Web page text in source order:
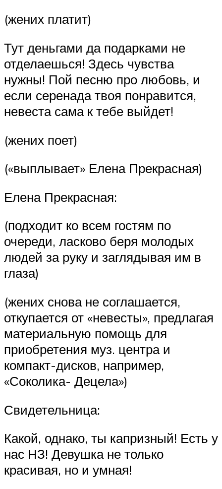
(жених платит)
Тут деньгами да подарками не
отделаешься! Здесь чувства
нужны! Пой песню про любовь, и
если серенада твоя понравится,
невеста сама к тебе выйдет!
(жених поет)
(«выплывает» Елена Прекрасная)
Елена Прекрасная:
(подходит ко всем гостям по
очереди, ласково беря молодых
людей за руку и заглядывая им в
глаза)
(жених снова не соглашается,
откупается от «невесты», предлагая
материальную помощь для
приобретения муз. центра и
компакт-дисков, например,
«Соколика- Децела»)
Свидетельница:
Какой, однако, ты капризный! Есть у
нас НЗ! Девушка не только
красивая, но и умная!